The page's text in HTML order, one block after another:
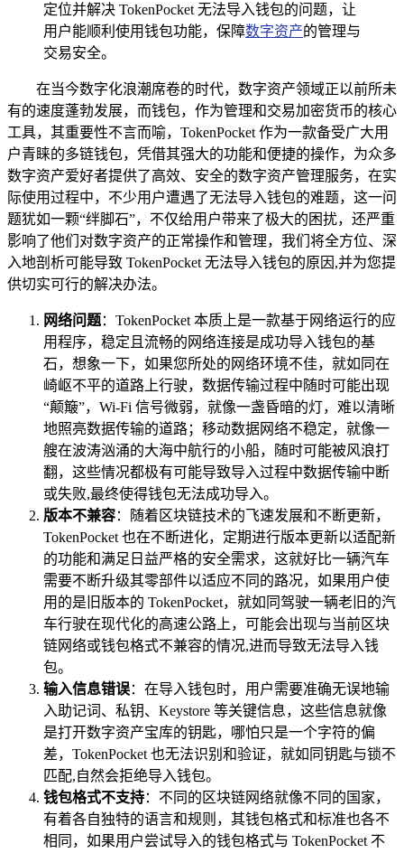
定位并解决 TokenPocket 无法导入钱包的问题，让
用户能顺利使用钱包功能，保障数字资产的管理与
交易安全。
在当今数字化浪潮席卷的时代，数字资产领域正以前所未
有的速度蓬勃发展，而钱包，作为管理和交易加密货币的核心
工具，其重要性不言而喻，TokenPocket 作为一款备受广大用
户青睐的多链钱包，凭借其强大的功能和便捷的操作，为众多
数字资产爱好者提供了高效、安全的数字资产管理服务，在实
际使用过程中，不少用户遭遇了无法导入钱包的难题，这一问
题犹如一颗“绊脚石”，不仅给用户带来了极大的困扰，还严重
影响了他们对数字资产的正常操作和管理，我们将全方位、深
入地剖析可能导致 TokenPocket 无法导入钱包的原因,并为您提
供切实可行的解决办法。
网络问题：TokenPocket 本质上是一款基于网络运行的应
用程序，稳定且流畅的网络连接是成功导入钱包的基
石，想象一下，如果您所处的网络环境不佳，就如同在
崎岖不平的道路上行驶，数据传输过程中随时可能出现
“颠簸”，Wi-Fi 信号微弱，就像一盏昏暗的灯，难以清晰
地照亮数据传输的道路；移动数据网络不稳定，就像一
艘在波涛汹涌的大海中航行的小船，随时可能被风浪打
翻，这些情况都极有可能导致导入过程中数据传输中断
或失败,最终使得钱包无法成功导入。
版本不兼容：随着区块链技术的飞速发展和不断更新，
TokenPocket 也在不断进化，定期进行版本更新以适配新
的功能和满足日益严格的安全需求，这就好比一辆汽车
需要不断升级其零部件以适应不同的路况，如果用户使
用的是旧版本的 TokenPocket，就如同驾驶一辆老旧的汽
车行驶在现代化的高速公路上，可能会出现与当前区块
链网络或钱包格式不兼容的情况,进而导致无法导入钱
包。
输入信息错误：在导入钱包时，用户需要准确无误地输
入助记词、私钥、Keystore 等关键信息，这些信息就像
是打开数字资产宝库的钥匙，哪怕只是一个字符的偏
差，TokenPocket 也无法识别和验证，就如同钥匙与锁不
匹配,自然会拒绝导入钱包。
钱包格式不支持：不同的区块链网络就像不同的国家，
有着各自独特的语言和规则，其钱包格式和标准也各不
相同，如果用户尝试导入的钱包格式与 TokenPocket 不